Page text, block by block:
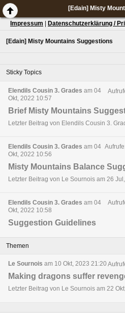
Impressum Datenschutzerklärung /
[Edain] Misty Mountains Suggestions
Sticky Topics
Elendils Cousin 3. Grades am 04
Okt, 2022 10:57
Brief Misty Mountains
Letzter Beitrag von Elendils Cousin 3.
Elendils Cousin 3. Grades am 04
Okt, 2022 10:56
Misty Mountains Balance
Letzter Beitrag von Le Sournois am 26
Elendils Cousin 3. Grades am 04
Okt, 2022 10:58
Suggestion Guidelines
Themen
Le Sournois am 10 Okt, 2023 21:20
Making dragons suffer
Letzter Beitrag von Le Sournois am 22